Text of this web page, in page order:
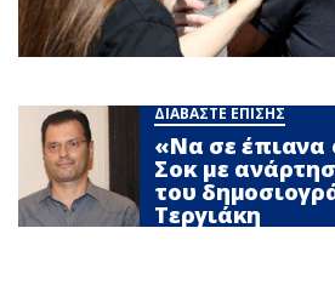
ΔΙΑΒΑΣΤΕ ΕΠΙΣΗΣ
«Να σε έπιανα
Σoκ με
του
Τεργιάκη